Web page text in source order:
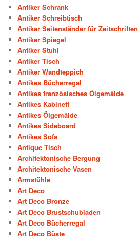
Antiker Schrank
Antiker Schreibtisch
Antiker Seitenständer für Zeitschriften
Antiker Spiegel
Antiker Stuhl
Antiker Tisch
Antiker Wandteppich
Antikes Bücherregal
Antikes französisches Ölgemälde
Antikes Kabinett
Antikes Ölgemälde
Antikes Sideboard
Antikes Sofa
Antique Tisch
Architektonische Bergung
Architektonische Vasen
Armstühle
Art Deco
Art Deco Bronze
Art Deco Brustschubladen
Art Deco Bücherregal
Art Deco Büste